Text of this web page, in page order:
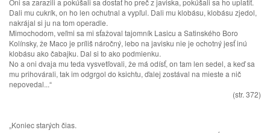
Oni sa zarazili a pokúšali sa dostať ho preč z javiska, pokúšali sa ho uplatiť.
Dali mu cukrík, on ho len ochutnal a vypľul. Dali mu klobásu, klobásu zjedol,
nakrájal si ju na tom operadle.
Mimochodom, veľmi sa mi sťažoval tajomník Lasicu a Satinského Boro
Kolínsky, že Maco je príliš náročný, lebo na javisku nie je ochotný jesť inú
klobásu ako čabajku. Dal si to ako podmienku.
No a oni dvaja mu teda vysvetľovali, že má odísť, on tam len sedel, a keď sa
mu prihovárali, tak im odgrgol do ksichtu, ďalej zostával na mieste a nič
nepovedal...“
(str. 372)
„Koniec starých čias.